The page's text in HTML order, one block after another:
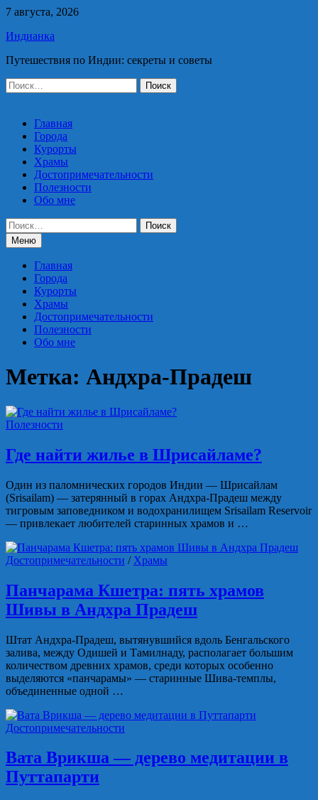
Перейти
содержимому
7 августа, 2026
Индианка
Путешествия по Индии: секреты и советы
Найти:
Главная
Города
Курорты
Храмы
Достопримечательности
Полезности
Обо мне
Найти:
Меню
Главная
Города
Курорты
Храмы
Достопримечательности
Полезности
Обо мне
Метка: Андхра-Прадеш
Полезности
Где найти жилье в Шрисайламе?
Один из паломнических городов Индии — Шрисайлам
(Srisailam) — затерянный в горах Андхра-Прадеш между
тигровым заповедником и водохранилищем Srisailam Reservoir
— привлекает любителей старинных храмов и …
Достопримечательности / Храмы
Панчарама Кшетра: пять храмов
Шивы в Андхра Прадеш
Штат Андхра-Прадеш, вытянувшийся вдоль Бенгальского
залива, между Одишей и Тамилнаду, располагает большим
количеством древних храмов, среди которых особенно
выделяются «панчарамы» — старинные Шива-темплы,
объединенные одной …
Достопримечательности
Вата Врикша — дерево медитации в
Путтапарти